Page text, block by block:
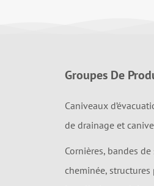
Groupes De
Caniveaux
de drainage et
Cornières, bandes
cheminée,